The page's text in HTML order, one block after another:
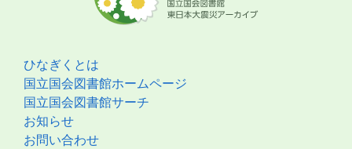
ひなぎくとは
国立国会図書館ホームページ
国立国会図書館サーチ
お知らせ
お問い合わせ